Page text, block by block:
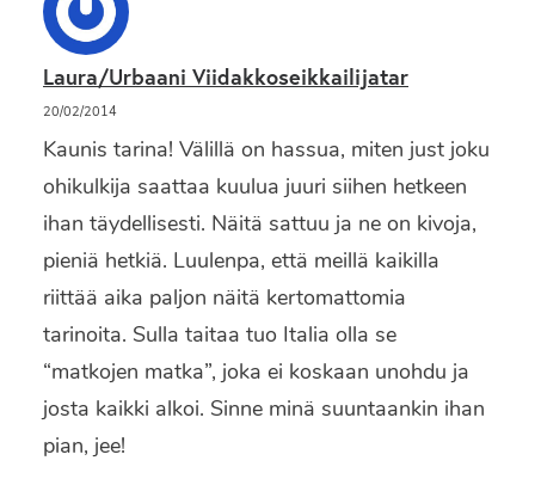
Laura/Urbaani Viidakkoseikkailijatar
20/02/2014
Kaunis tarina! Välillä on hassua, miten just joku
ohikulkija saattaa kuulua juuri siihen hetkeen
ihan täydellisesti. Näitä sattuu ja ne on kivoja,
pieniä hetkiä. Luulenpa, että meillä kaikilla
riittää aika paljon näitä kertomattomia
tarinoita. Sulla taitaa tuo Italia olla se
“matkojen matka”, joka ei koskaan unohdu ja
josta kaikki alkoi. Sinne minä suuntaankin ihan
pian, jee!